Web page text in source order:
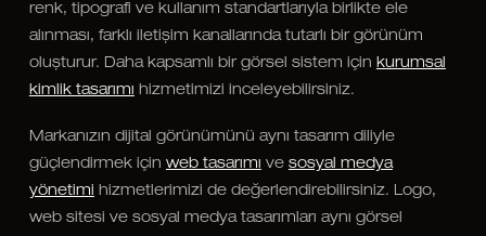
renk, tipografi ve kullanım standartlarıyla birlikte ele
alınması, farklı iletişim kanallarında tutarlı bir görünüm
oluşturur. Daha kapsamlı bir görsel sistem için kurumsal
kimlik tasarımı hizmetimizi inceleyebilirsiniz.
Markanızın dijital görünümünü aynı tasarım diliyle
güçlendirmek için web tasarımı ve sosyal medya
yönetimi hizmetlerimizi de değerlendirebilirsiniz. Logo,
web sitesi ve sosyal medya tasarımları aynı görsel